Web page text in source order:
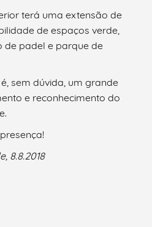
terá uma extensão de
de espaços verde,
de padel e parque de
sem dúvida, um grande
e reconhecimento do
8.8.2018